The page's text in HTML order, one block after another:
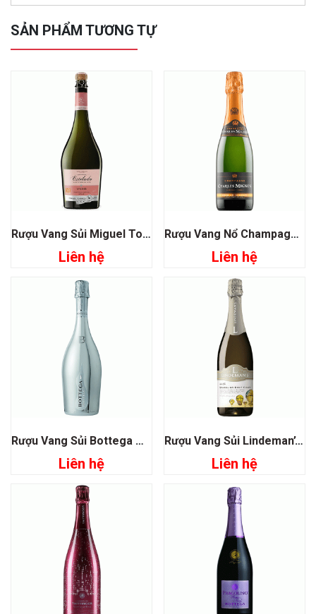
SẢN PHẨM TƯƠNG TỰ
Rượu Vang Sủi Miguel Torres Sparkling Rose Estelado
Liên hệ
Rượu Vang Nổ Champagne Charles Mignon Premium Reserve
Liên hệ
Rượu Vang Sủi Bottega White Gold
Liên hệ
Rượu Vang Sủi Lindeman’s Bin 25 Sparkling Cuvee
Liên hệ